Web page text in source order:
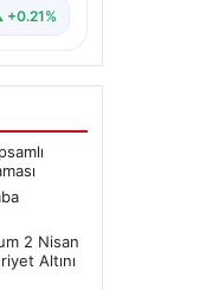
+0.21%
2 Nisan
Altını